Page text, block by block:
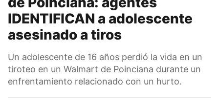
IDENTIFICAN a adolescente
asesinado a tiros
Un adolescente de 16 años perdió la vida en un
tiroteo en un Walmart de Poinciana durante un
enfrentamiento relacionado con un hurto.